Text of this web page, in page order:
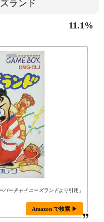
ランド
11.1%
パーチャイニーズランドより引用」
Amazon で検索 ▶